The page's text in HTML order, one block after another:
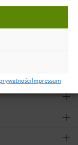
Impressum